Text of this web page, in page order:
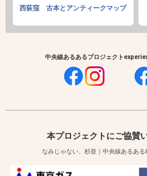
西荻窪 古本とアンティークマップ
中央線あるあるプロジェクト
本プロジェクトにご協賛
なみじゃない、杉並｜中央線あるある